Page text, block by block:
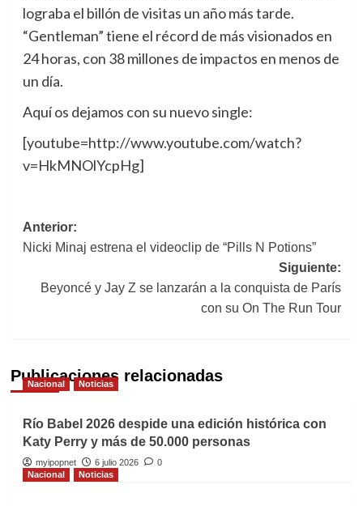
lograba el billón de visitas un año más tarde.
“Gentleman” tiene el récord de más visionados en
24 horas, con 38 millones de impactos en menos de
un día.
Aquí os dejamos con su nuevo single:
[youtube=http://www.youtube.com/watch?
v=HkMNOlYcpHg]
Navegación
de
entradas
Anterior:
Nicki Minaj estrena el videoclip de “Pills N Potions”
Siguiente:
Beyoncé y Jay Z se lanzarán a la conquista de París
con su On The Run Tour
Publicaciones relacionadas
Nacional Noticias
Río Babel 2026 despide una edición histórica con
Katy Perry y más de 50.000 personas
myipopnet 6 julio 2026
0
Nacional
Noticias